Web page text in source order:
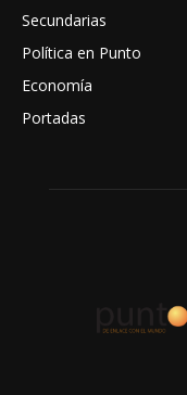
Secundarias
Política en Punto
Economía
Portadas